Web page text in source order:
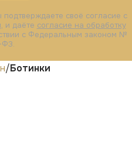
своё согласие с
, и даёте согласие на обработку
с Федеральным законом №
ФЗ.
Ботинки